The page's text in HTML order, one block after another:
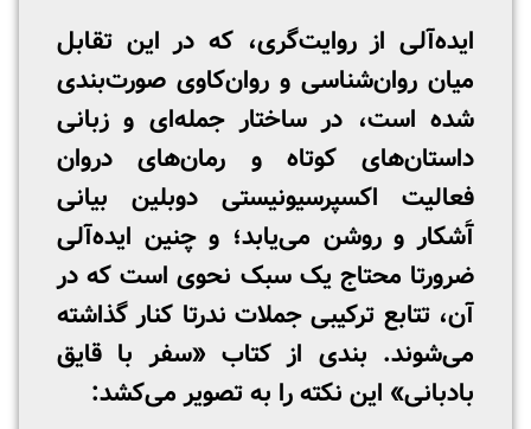
ایده‌آلی از روایت‌گری، که در این تقابل
میان روان‌شناسی و روان‌کاوی صورت‌بندی
شده است، در ساختار جمله‌ای و زبانی
داستان‌های کوتاه و رمان‌های دروان
فعالیت اکسپرسیونیستی دوبلین بیانی
آَشکار و روشن می‌یابد؛ و چنین ایده‌آلی
ضرورتا محتاج یک سبک نحوی است که در
آن، تتابع ترکیبی جملات ندرتا کنار گذاشته
می‌شوند. بندی از کتاب «سفر با قایق
بادبانی» این نکته را به تصویر می‌کشد: